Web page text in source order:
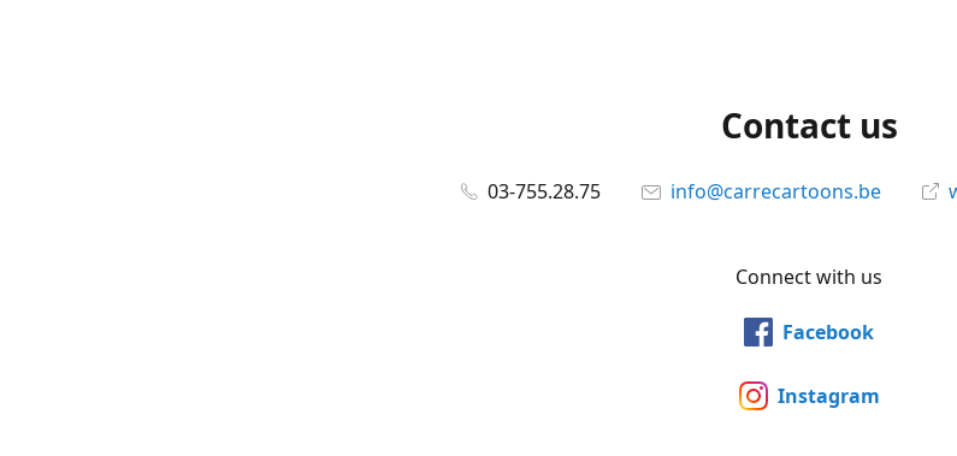
Contact us
03-755.28.75 info@carrecartoons.be
Connect with us
Facebook
Instagram